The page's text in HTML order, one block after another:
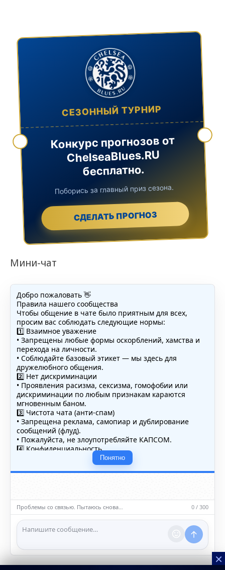
СЕЗОННЫЙ ТУРНИР
Конкурс прогнозов от
ChelseaBlues.RU
бесплатно.
Поборись за главный приз сезона.
СДЕЛАТЬ ПРОГНОЗ
Мини-чат
Добро пожаловать 👋
Правила нашего сообщества
Чтобы общение в чате было приятным для всех,
просим вас соблюдать следующие нормы:
1️⃣ Взаимное уважение
• Запрещены любые формы оскорблений, хамства и
перехода на личности.
• Соблюдайте базовый этикет — мы здесь для
дружелюбного общения.
2️⃣ Нет дискриминации
• Проявления расизма, сексизма, гомофобии или
дискриминации по любым признакам караются
мгновенным баном.
3️⃣ Чистота чата (анти-спам)
• Запрещена реклама, самопиар и дублирование
сообщений (флуд).
• Пожалуйста, не злоупотребляйте КАПСОМ.
4️⃣ Конфиденциальность
• Не публикуйте личные данные — свои или чужие
(телефоны, адреса, документы).
5️⃣ Уместность контента
насилию.
ℹ️ Модераторы и администраторы вправе удалять
сообщения и ограничивать доступ к чату при
нарушении правил.
Понятно
Проблемы со связью. Пытаюсь снова… 0 / 300
×